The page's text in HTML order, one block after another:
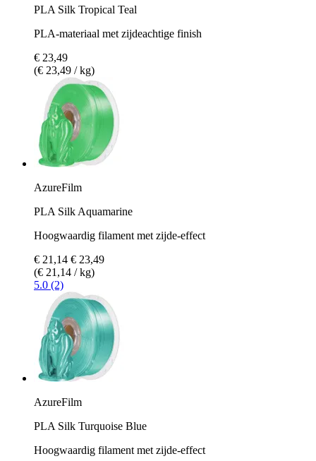
PLA Silk Tropical Teal
PLA-materiaal met zijdeachtige finish
€ 23,49
(€ 23,49 / kg)
AzureFilm
PLA Silk Aquamarine
Hoogwaardig filament met zijde-effect
€ 21,14 € 23,49
(€ 21,14 / kg)
5.0 (2)
AzureFilm
PLA Silk Turquoise Blue
Hoogwaardig filament met zijde-effect